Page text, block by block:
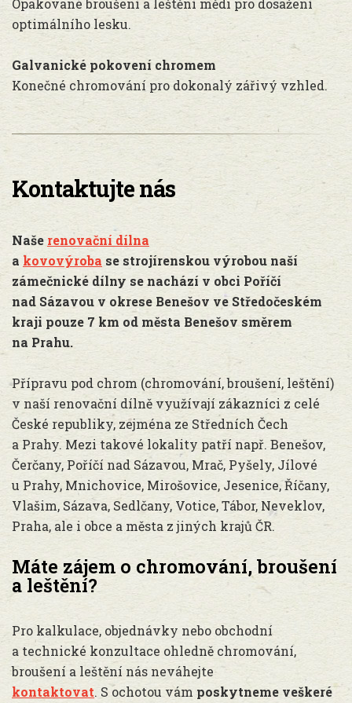
Opakované broušení a leštění mědi pro dosažení
optimálního lesku.
Galvanické pokovení chromem
Konečné chromování pro dokonalý zářivý vzhled.
Kontaktujte nás
Naše renovační dílna
a kovovýroba se strojírenskou výrobou naší
zámečnické dílny se nachází v obci Poříčí
nad Sázavou v okrese Benešov ve Středočeském
kraji pouze 7 km od města Benešov směrem
na Prahu.
Přípravu pod chrom (chromování, broušení, leštění)
v naší renovační dílně využívají zákazníci z celé
České republiky, zejména ze Středních Čech
a Prahy. Mezi takové lokality patří např. Benešov,
Čerčany, Poříčí nad Sázavou, Mrač, Pyšely, Jílové
u Prahy, Mnichovice, Mirošovice, Jesenice, Říčany,
Vlašim, Sázava, Sedlčany, Votice, Tábor, Neveklov,
Praha, ale i obce a města z jiných krajů ČR.
Máte zájem o chromování, broušení
a leštění?
Pro kalkulace, objednávky nebo obchodní
a technické konzultace ohledně chromování,
broušení a leštění nás neváhejte
kontaktovat. S ochotou vám poskytneme veškeré